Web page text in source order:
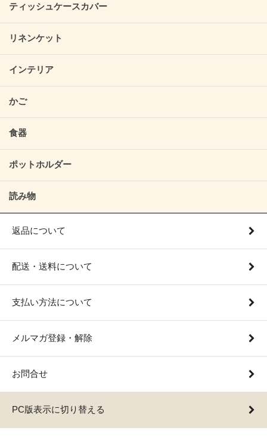
ティッシュケースカバー
リネンケット
インテリア
かご
食器
ポットホルダー
読み物
返品について
配送・送料について
支払い方法について
メルマガ登録・解除
お問合せ
PC版表示に切り替える